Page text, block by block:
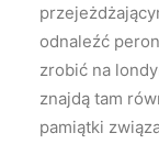
odnaleźć
zrobić na
znajdą tam
pamiątki